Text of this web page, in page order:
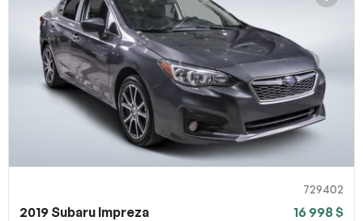
729402
2019 Subaru Impreza 16 998 $